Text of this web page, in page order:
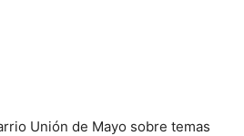
Unión de Mayo sobre temas